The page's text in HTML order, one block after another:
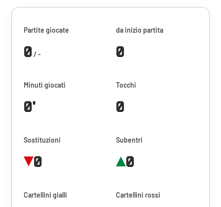
Partite giocate
0/ -
da inizio partita
0
Minuti giocati
0'
Tocchi
0
Sostituzioni
0
Subentri
0
Cartellini gialli Cartellini rossi